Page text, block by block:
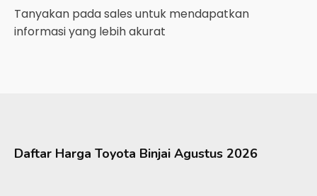
Tanyakan pada sales untuk mendapatkan
informasi yang lebih akurat
Daftar Harga Toyota Binjai Agustus 2026